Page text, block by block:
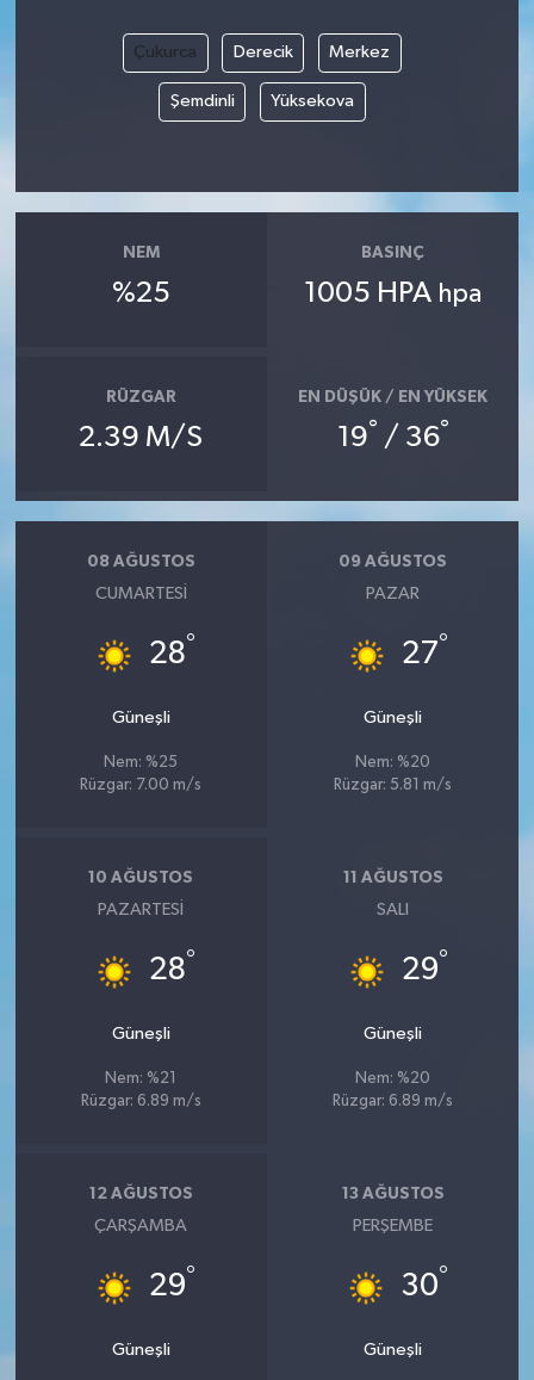
Çukurca Derecik Merkez
Şemdinli Yüksekova
NEM
%25
BASINÇ
1005 HPA hpa
RÜZGAR
2.39 M/S
EN DÜŞÜK / EN YÜKSEK
19° / 36°
08 AĞUSTOS
CUMARTESI
28°
Güneşli
Nem: %25
Rüzgar: 7.00 m/s
09 AĞUSTOS
PAZAR
27°
Güneşli
Nem: %20
Rüzgar: 5.81 m/s
10 AĞUSTOS
PAZARTESI
28°
Güneşli
Nem: %21
Rüzgar: 6.89 m/s
11 AĞUSTOS
SALI
29°
Güneşli
Nem: %20
Rüzgar: 6.89 m/s
12 AĞUSTOS
ÇARŞAMBA
29°
Güneşli
13 AĞUSTOS
PERŞEMBE
30°
Güneşli